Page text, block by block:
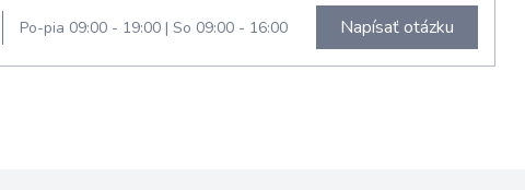
Po-pia 09:00 - 19:00| So 09:00 - 16:00 Napísať otázku